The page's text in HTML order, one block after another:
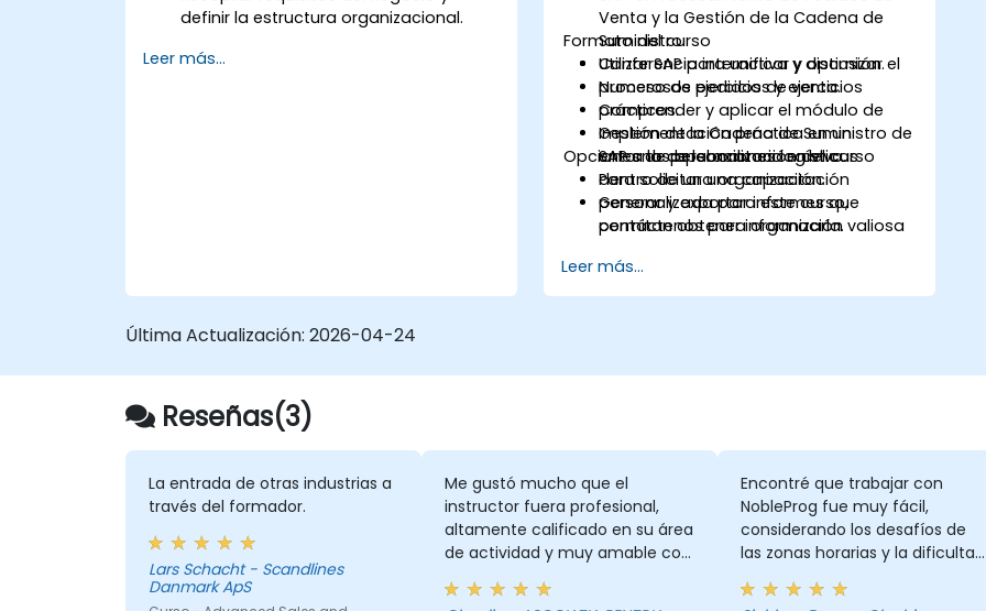
internacional, los desafíos regulatorios
y las diferencias culturales.
definir la estructura organizacional.
para gestionar las transacciones
Leer más...
Venta y la Gestión de la Cadena de
Suministro.
Utilizar SAP para unificar y optimizar el
proceso de pedidos de venta.
Comprender y aplicar el módulo de
Gestión de la Cadena de Suministro de
SAP a las operaciones logísticas
dentro de una organización.
Generar y exportar informes que
permitan obtener información valiosa
Formato del curso
Conferencia interactiva y discusión.
Numerosos ejercicios y ejercicios
prácticos.
Implementación práctica en un
entorno de laboratorio en vivo.
Opciones de personalización del curso
Para solicitar una capacitación
personalizada para este curso,
contáctenos para organizarla.
Leer más...
Última Actualización: 2026-04-24
Reseñas(3)
La entrada de otras industrias a
través del formador.
Lars Schacht - Scandlines
Danmark ApS
Me gustó mucho que el
instructor fuera profesional,
altamente calificado en su área
de actividad y muy amable con
nosotros. 10/10
Encontré que trabajar con
NobleProg fue muy fácil,
considerando los desafíos de
las zonas horarias y la dificultad
que teníamos para brindar
soporte a los participantes en